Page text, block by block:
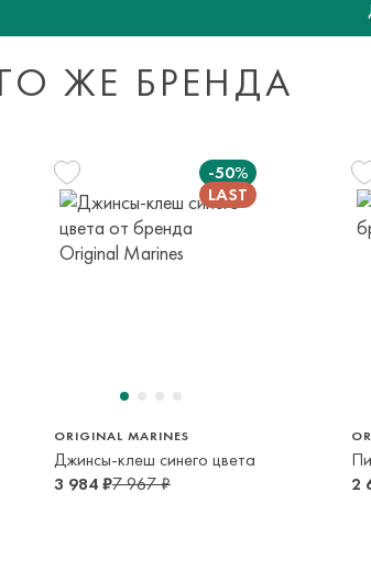
ЖЕ БРЕНДА
-50%
ORIGINAL MARINES
Джинсы-клеш синего цвета
3 984 ₽7 967 ₽
2